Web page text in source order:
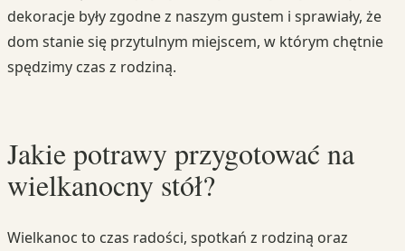
dekoracje były zgodne z naszym gustem i sprawiały, że
dom stanie się przytulnym miejscem, w którym chętnie
spędzimy czas z rodziną.
Jakie potrawy przygotować na
wielkanocny stół?
Wielkanoc to czas radości, spotkań z rodziną oraz